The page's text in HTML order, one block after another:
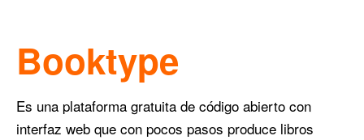
Booktype
Es una plataforma gratuita de código abierto con
interfaz web que con pocos pasos produce libros